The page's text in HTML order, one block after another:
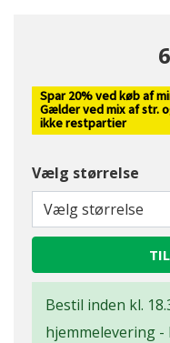
Spar 20% ved køb af
Gælder ved mix af str.
ikke restpartier
Vælg størrelse
Vælg størrelse
Bestil inden kl.
hjemmelevering -